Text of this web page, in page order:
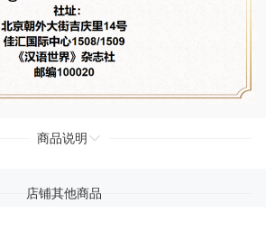
商品说明
店铺其他商品